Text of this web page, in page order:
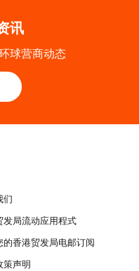
讯
球营商动态
们
发局流动应用程式
的香港贸发局电邮订阅
策声明